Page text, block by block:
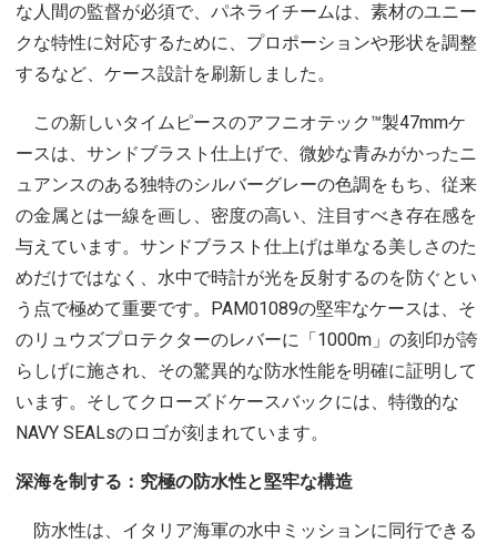
な人間の監督が必須で、パネライチームは、素材のユニー
クな特性に対応するために、プロポーションや形状を調整
するなど、ケース設計を刷新しました。
この新しいタイムピースのアフニオテック™製47mmケ
ースは、サンドブラスト仕上げで、微妙な青みがかったニ
ュアンスのある独特のシルバーグレーの色調をもち、従来
の金属とは一線を画し、密度の高い、注目すべき存在感を
与えています。サンドブラスト仕上げは単なる美しさのた
めだけではなく、水中で時計が光を反射するのを防ぐとい
う点で極めて重要です。PAM01089の堅牢なケースは、そ
のリュウズプロテクターのレバーに「1000m」の刻印が誇
らしげに施され、その驚異的な防水性能を明確に証明して
います。そしてクローズドケースバックには、特徴的な
NAVY SEALsのロゴが刻まれています。
深海を制する：究極の防水性と堅牢な構造
防水性は、イタリア海軍の水中ミッションに同行できる